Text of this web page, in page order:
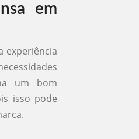
em
experiência
um bom
isso pode